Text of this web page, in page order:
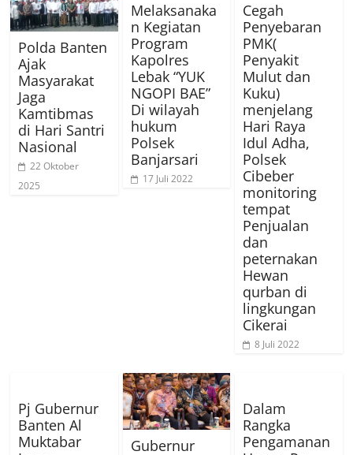
Polda Banten
Ajak
Masyarakat
Jaga
Kamtibmas
di Hari Santri
Nasional
22 Oktober
2025
Melaksanaka
n Kegiatan
Program
Kapolres
Lebak “YUK
NGOPI BAE”
Di wilayah
hukum
Polsek
Banjarsari
17 Juli 2022
Cegah
Penyebaran
PMK(
Penyakit
Mulut dan
Kuku)
menjelang
Hari Raya
Idul Adha,
Polsek
Cibeber
monitoring
tempat
Penjualan
dan
peternakan
Hewan
qurban di
lingkungan
Cikerai
8 Juli 2022
Pj Gubernur
Banten Al
Muktabar
Gubernur
Dalam
Rangka
Pengamanan